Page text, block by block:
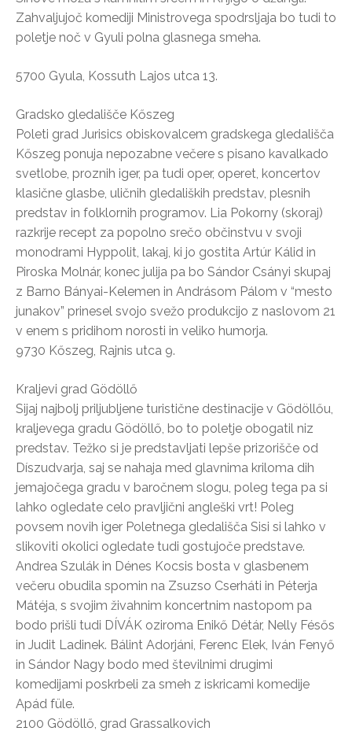
Zahvaljujoč komediji Ministrovega spodrsljaja bo tudi to
poletje noč v Gyuli polna glasnega smeha.
5700 Gyula, Kossuth Lajos utca 13.
Gradsko gledališče Kőszeg
Poleti grad Jurisics obiskovalcem gradskega gledališča
Kőszeg ponuja nepozabne večere s pisano kavalkado
svetlobe, proznih iger, pa tudi oper, operet, koncertov
klasične glasbe, uličnih gledaliških predstav, plesnih
predstav in folklornih programov. Lia Pokorny (skoraj)
razkrije recept za popolno srečo občinstvu v svoji
monodrami Hyppolit, lakaj, ki jo gostita Artúr Kálid in
Piroska Molnár, konec julija pa bo Sándor Csányi skupaj
z Barno Bányai-Kelemen in Andrásom Pálom v “mesto
junakov” prinesel svojo svežo produkcijo z naslovom 21
v enem s pridihom norosti in veliko humorja.
9730 Kőszeg, Rajnis utca 9.
Kraljevi grad Gödöllő
Sijaj najbolj priljubljene turistične destinacije v Gödöllőu,
kraljevega gradu Gödöllő, bo to poletje obogatil niz
predstav. Težko si je predstavljati lepše prizorišče od
Díszudvarja, saj se nahaja med glavnima kriloma dih
jemajočega gradu v baročnem slogu, poleg tega pa si
lahko ogledate celo pravljični angleški vrt! Poleg
povsem novih iger Poletnega gledališča Sisi si lahko v
slikoviti okolici ogledate tudi gostujoče predstave.
Andrea Szulák in Dénes Kocsis bosta v glasbenem
večeru obudila spomin na Zsuzso Cserháti in Péterja
Mátéja, s svojim živahnim koncertnim nastopom pa
bodo prišli tudi DÍVÁK oziroma Enikő Détár, Nelly Fésős
in Judit Ladinek. Bálint Adorjáni, Ferenc Elek, Iván Fenyő
in Sándor Nagy bodo med številnimi drugimi
komedijami poskrbeli za smeh z iskricami komedije
Apád füle.
2100 Gödöllő, grad Grassalkovich